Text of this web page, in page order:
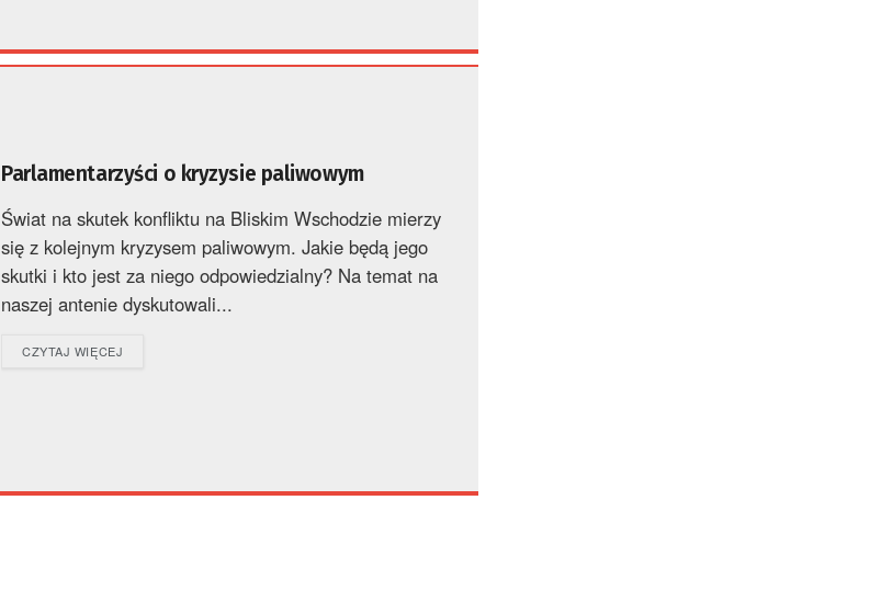
Parlamentarzyści o kryzysie paliwowym
Świat na skutek konfliktu na Bliskim Wschodzie mierzy
się z kolejnym kryzysem paliwowym. Jakie będą jego
skutki i kto jest za niego odpowiedzialny? Na temat na
naszej antenie dyskutowali...
CZYTAJ WIĘCEJ